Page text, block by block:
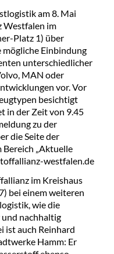
am 8. Mai
Westfalen im
Platz 1) über
Einbindung
unterschiedlicher
MAN oder
vor. Vor
besichtigt
in der Zeit von 9.45
zu der
die Seite der
„Aktuelle
westfalen.de
im Kreishaus
bei einem weiteren
wie die
nachhaltig
ist auch Reinhard
Hamm: Er